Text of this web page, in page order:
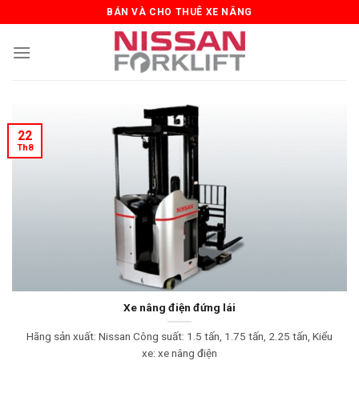
to
content
BÁN VÀ CHO THUÊ XE NÂNG
Xe nâng điện đứng lái
Hãng sản xuất: Nissan Công suất: 1.5 tấn, 1.75 tấn, 2.25 tấn, Kiểu
xe: xe nâng điện
22
Th8